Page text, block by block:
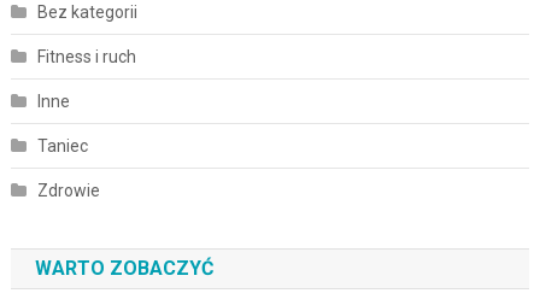
Bez kategorii
Fitness i ruch
Inne
Taniec
Zdrowie
WARTO ZOBACZYĆ